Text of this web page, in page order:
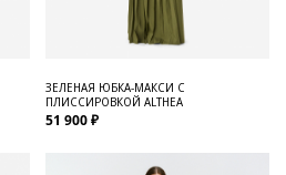
ЗЕЛЕНАЯ ЮБКА-МАКСИ С
ПЛИССИРОВКОЙ ALTHEA
51 900 ₽